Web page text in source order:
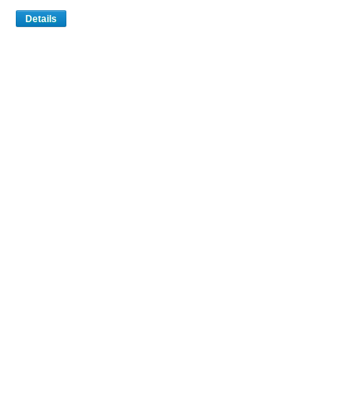
Details